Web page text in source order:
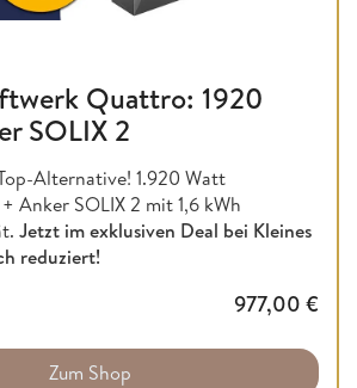
Quattro: 1920
SOLIX 2
Alternative! 1.920 Watt
Anker SOLIX 2 mit 1,6 kWh
Jetzt im exklusiven Deal bei Kleines
reduziert!
977,00 €
Zum Shop